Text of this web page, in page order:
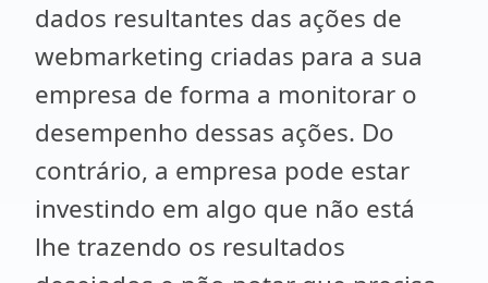
dados resultantes das ações de
webmarketing criadas para a sua
empresa de forma a monitorar o
desempenho dessas ações. Do
contrário, a empresa pode estar
investindo em algo que não está
lhe trazendo os resultados